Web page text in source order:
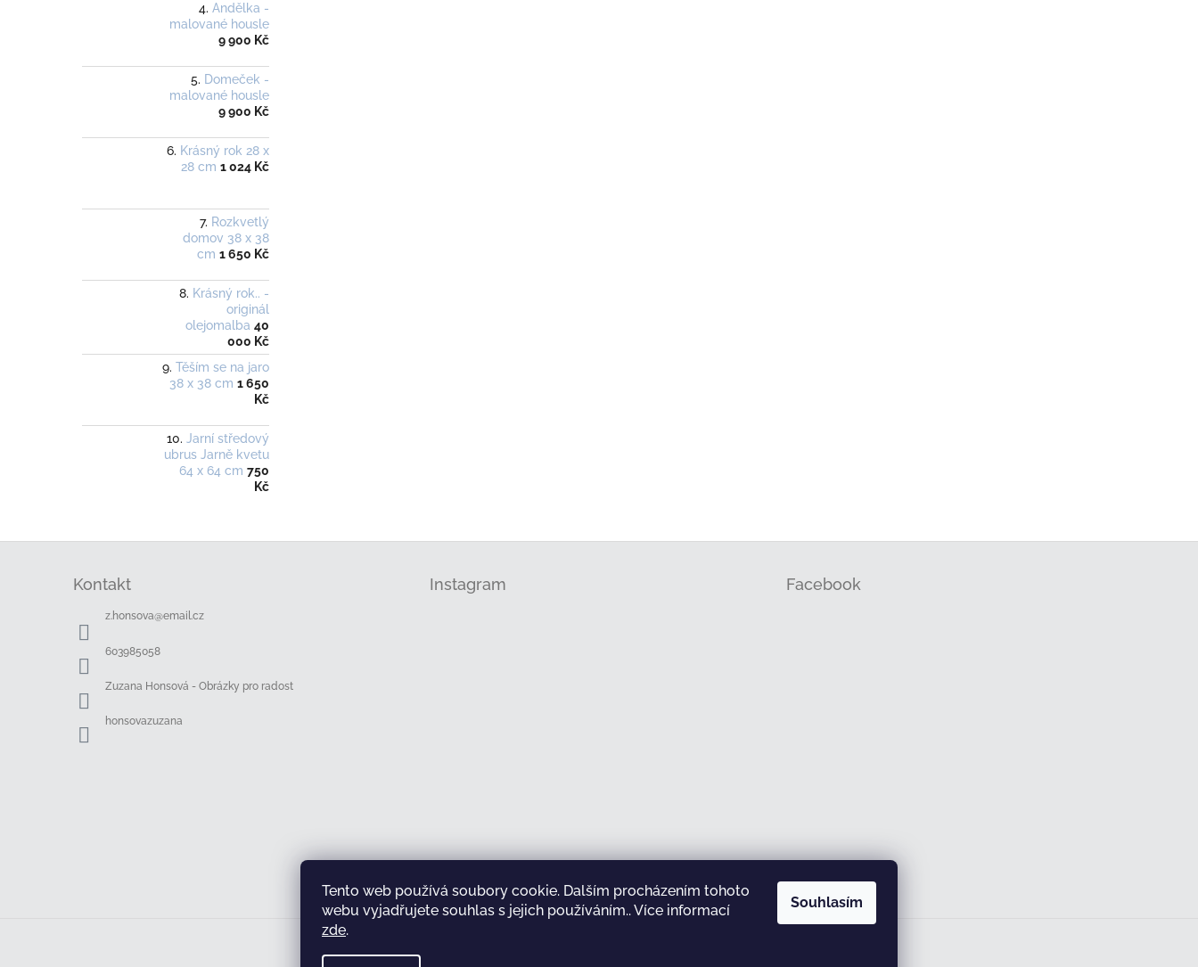
Tento web používá soubory cookie. Dalším procházením tohoto
webu vyjadřujete souhlas s jejich používáním.. Více informací
zde.
Souhlasím
Andělka -
malované housle
9 900 Kč
Domeček -
malované housle
9 900 Kč
Krásný rok 28 x
28 cm 1 024 Kč
Rozkvetlý
domov 38 x 38
cm 1 650 Kč
Krásný rok.. -
originál
olejomalba 40
000 Kč
Těším se na jaro
38 x 38 cm 1 650
Kč
Jarní středový
ubrus Jarně kvetu
64 x 64 cm 750
Kč
Kontakt
z.honsova@email.cz
603985058
Zuzana Honsová - Obrázky pro radost
honsovazuzana
Instagram
Sledovat na Instagramu
Facebook